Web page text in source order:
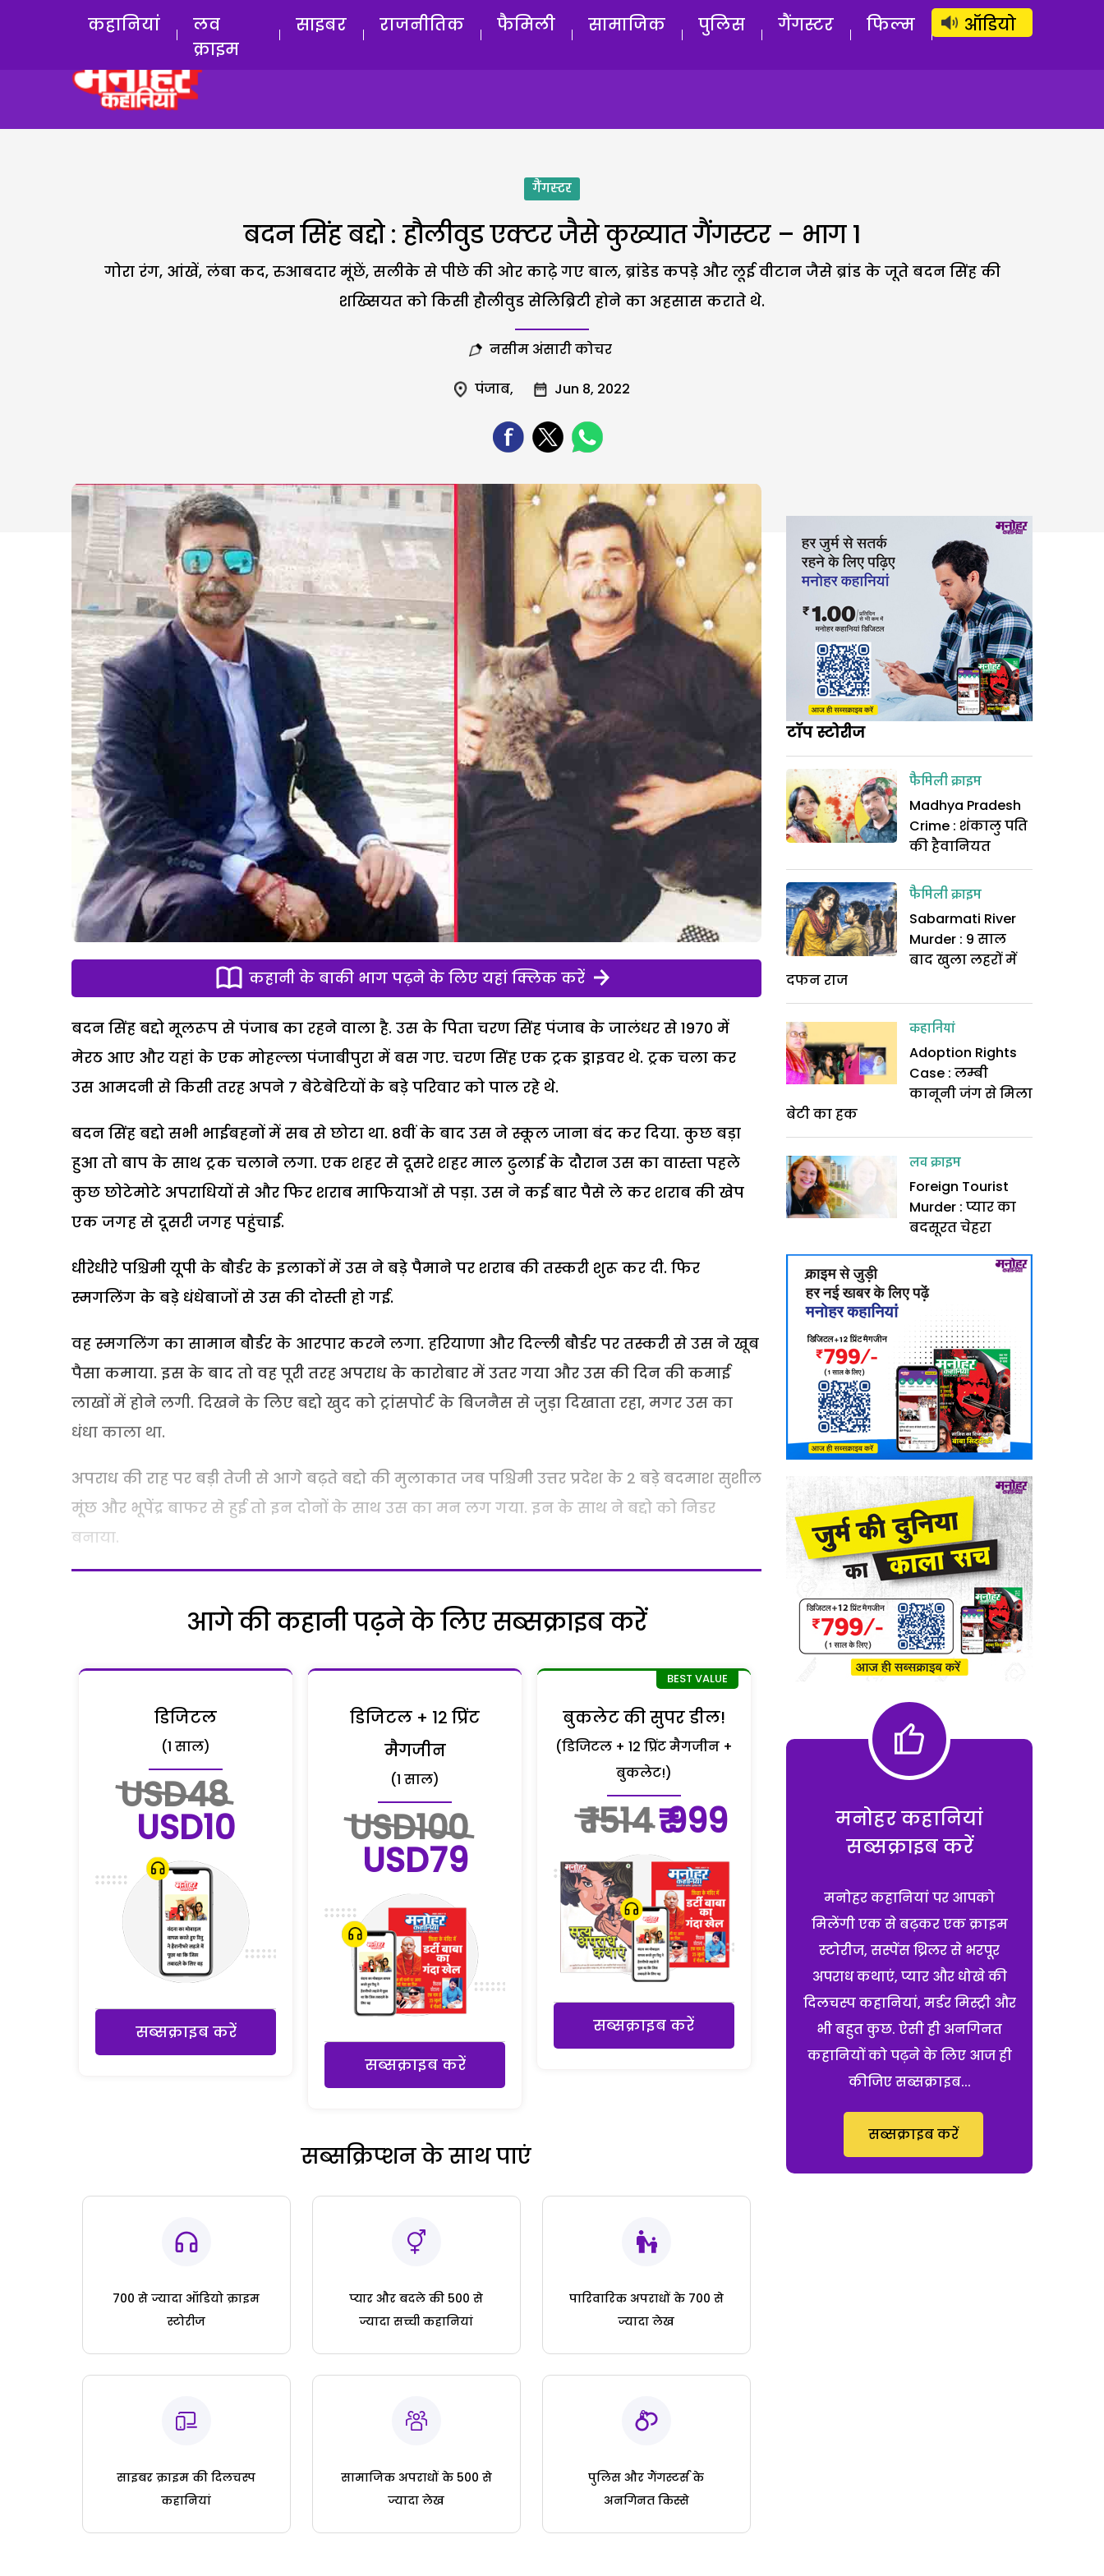
लॉग इन सब्सक्राइब करें
कहानियां
लव
क्राइम
साइबर राजनीतिक फैमिली सामाजिक पुलिस गैंगस्टर फिल्म ऑडियो
गैंगस्टर
बदन सिंह बद्दो : हौलीवुड एक्टर जैसे कुख्यात गैंगस्टर – भाग 1
गोरा रंग, आंखें, लंबा कद, रुआबदार मूंछें, सलीके से पीछे की ओर काढ़े गए बाल, ब्रांडेड कपड़े और लूई वीटान जैसे ब्रांड के जूते बदन सिंह की
शख्सियत को किसी हौलीवुड सेलिब्रिटी होने का अहसास कराते थे.
नसीम अंसारी कोचर
पंजाब, Jun 8, 2022
कहानी के बाकी भाग पढ़ने के लिए यहां क्लिक करें
बदन सिंह बद्दो मूलरूप से पंजाब का रहने वाला है. उस के पिता चरण सिंह पंजाब के जालंधर से 1970 में
मेरठ आए और यहां के एक मोहल्ला पंजाबीपुरा में बस गए. चरण सिंह एक ट्रक ड्राइवर थे. ट्रक चला कर
उस आमदनी से किसी तरह अपने 7 बेटेबेटियों के बड़े परिवार को पाल रहे थे.
बदन सिंह बद्दो सभी भाईबहनों में सब से छोटा था. 8वीं के बाद उस ने स्कूल जाना बंद कर दिया. कुछ बड़ा
हुआ तो बाप के साथ ट्रक चलाने लगा. एक शहर से दूसरे शहर माल ढुलाई के दौरान उस का वास्ता पहले
कुछ छोटेमोटे अपराधियों से और फिर शराब माफियाओं से पड़ा. उस ने कई बार पैसे ले कर शराब की खेप
एक जगह से दूसरी जगह पहुंचाई.
धीरेधीरे पश्चिमी यूपी के बौर्डर के इलाकों में उस ने बड़े पैमाने पर शराब की तस्करी शुरू कर दी. फिर
स्मगलिंग के बड़े धंधेबाजों से उस की दोस्ती हो गई.
वह स्मगलिंग का सामान बौर्डर के आरपार करने लगा. हरियाणा और दिल्ली बौर्डर पर तस्करी से उस ने खूब
पैसा कमाया. इस के बाद तो वह पूरी तरह अपराध के कारोबार में उतर गया और उस की दिन की कमाई
लाखों में होने लगी. दिखने के लिए बद्दो खुद को ट्रांसपोर्ट के बिजनैस से जुड़ा दिखाता रहा, मगर उस का
धंधा काला था.
अपराध की राह पर बड़ी तेजी से आगे बढ़ते बद्दो की मुलाकात जब पश्चिमी उत्तर प्रदेश के 2 बड़े बदमाश सुशील
मूंछ और भूपेंद्र बाफर से हुई तो इन दोनों के साथ उस का मन लग गया. इन के साथ ने बद्दो को निडर
बनाया.
आगे की कहानी पढ़ने के लिए सब्सक्राइब करें
डिजिटल
(1 साल)
USD48
USD10
सब्सक्राइब करें
डिजिटल + 12 प्रिंट
मैगजीन
(1 साल)
USD100
USD79
सब्सक्राइब करें
बुकलेट की सुपर डील!
(डिजिटल + 12 प्रिंट मैगजीन +
बुकलेट!)
₹ 1514₹ 999
सब्सक्राइब करें
सब्सक्रिप्शन के साथ पाएं
700 से ज्यादा ऑडियो क्राइम
स्टोरीज
प्यार और बदले की 500 से
ज्यादा सच्ची कहानियां
पारिवारिक अपराधों के 700 से
ज्यादा लेख
साइबर क्राइम की दिलचस्प
कहानियां
सामाजिक अपराधों के 500 से
ज्यादा लेख
पुलिस और गैंगस्टर्स के
अनगिनत किस्से
टॉप स्टोरीज
फैमिली क्राइम
Madhya Pradesh
Crime : शंकालु पति
की हैवानियत
फैमिली क्राइम
Sabarmati River
Murder : 9 साल
बाद खुला लहरों में
दफन राज
कहानियां
Adoption Rights
Case : लम्बी
कानूनी जंग से मिला
बेटी का हक
लव क्राइम
Foreign Tourist
Murder : प्यार का
बदसूरत चेहरा
मनोहर कहानियां
सब्सक्राइब करें
मनोहर कहानियां पर आपको
मिलेंगी एक से बढ़कर एक क्राइम
स्टोरीज, सस्पेंस थ्रिलर से भरपूर
अपराध कथाएं, प्यार और धोखे की
दिलचस्प कहानियां, मर्डर मिस्ट्री और
भी बहुत कुछ. ऐसी ही अनगिनत
कहानियों को पढ़ने के लिए आज ही
कीजिए सब्सक्राइब...
सब्सक्राइब करें